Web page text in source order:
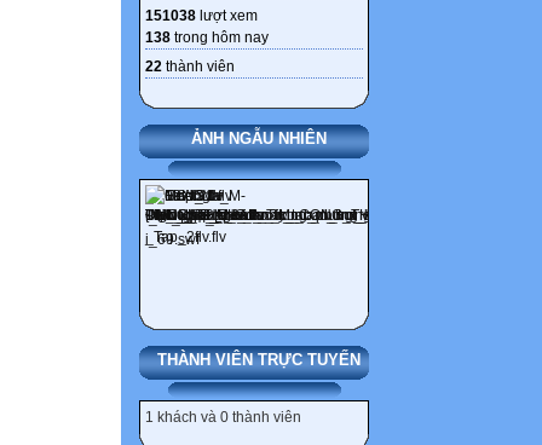
151038 lượt xem
138 trong hôm nay
22 thành viên
ẢNH NGẪU NHIÊN
THÀNH VIÊN TRỰC TUYẾN
1 khách và 0 thành viên